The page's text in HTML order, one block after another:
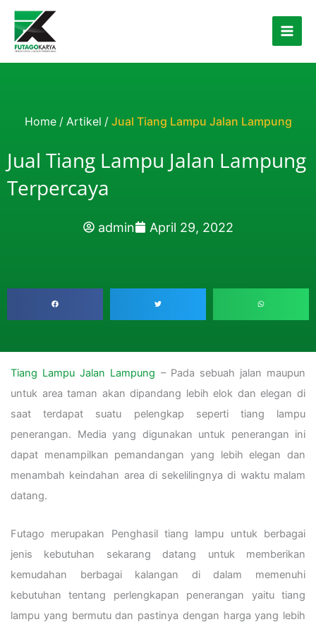
Skip to content
Home / Artikel / Jual Tiang Lampu Jalan Lampung
Jual Tiang Lampu Jalan Lampung
Terpercaya
admin April 29, 2022
Tiang Lampu Jalan Lampung – Pada sebuah jalan maupun
untuk area taman akan dipandang lebih elok dan elegan di
saat terdapat suatu pelengkap seperti tiang lampu
penerangan. Media yang digunakan untuk penerangan ini
dapat menampilkan pemandangan yang lebih elegan dan
menambah keindahan area di sekelilingnya di waktu malam
datang.
Futago merupakan Penghasil tiang lampu untuk berbagai
jenis kebutuhan sekarang datang untuk memberikan
kemudahan berbagai kalangan di dalam memenuhi
kebutuhan tentang perlengkapan penerangan yaitu tiang
lampu yang bermutu dan pastinya dengan harga yang lebih